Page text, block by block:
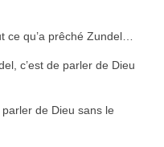
ce qu’a prêché Zundel…
c’est de parler de Dieu
de Dieu sans le